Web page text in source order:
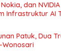
dan
Infrastruktur AI
Patuk, Dua